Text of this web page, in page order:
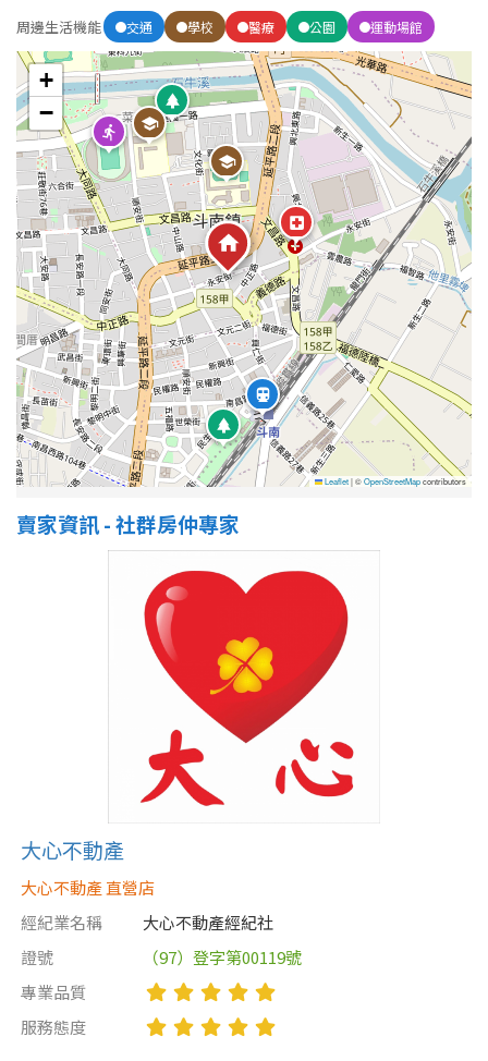
5~10樓 11~20樓
21樓以上
~ 樓
格局
不拘
1房
2房 3房
4房 5房以上
屋齡
不拘
10-20 年
30-40 年
周邊生活機能 交通 學校 醫療 公園 運動場館
+
−
Leaflet|©OpenStreetMapcontributors
賣家資訊 - 社群房仲專家
大心不動產
大心不動產 直營店
經紀業名稱
大心不動產經紀社
證號
（97）登字第00119號
專業品質
服務態度